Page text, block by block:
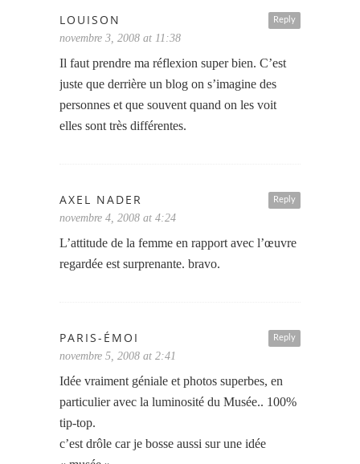
Reply
LOUISON
novembre 3, 2008 at 11:38
Il faut prendre ma réflexion super bien. C’est
juste que derrière un blog on s’imagine des
personnes et que souvent quand on les voit
elles sont très différentes.
Reply
AXEL NADER
novembre 4, 2008 at 4:24
L’attitude de la femme en rapport avec l’œuvre
regardée est surprenante. bravo.
Reply
PARIS-ÉMOI
novembre 5, 2008 at 2:41
Idée vraiment géniale et photos superbes, en
particulier avec la luminosité du Musée.. 100%
tip-top.
c’est drôle car je bosse aussi sur une idée